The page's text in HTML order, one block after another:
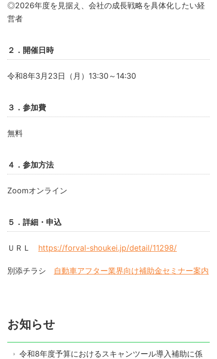
◎2026年度を見据え、会社の成長戦略を具体化したい経
営者
２．開催日時
令和8年3月23日（月）13:30～14:30
３．参加費
無料
４．参加方法
Zoomオンライン
５．詳細・申込
ＵＲＬ https://forval-shoukei.jp/detail/11298/
別添チラシ 自動車アフター業界向け補助金セミナー案内
お知らせ
令和8年度予算におけるスキャンツール導入補助に係